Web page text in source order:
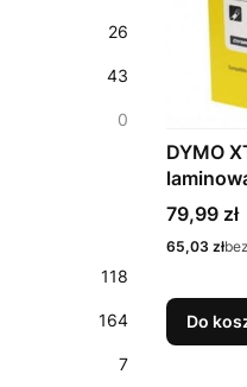
26
43
0
118
164
7
DYMO
czarny /
Cena
79,99 zł
Cena
65,03 zł
Do